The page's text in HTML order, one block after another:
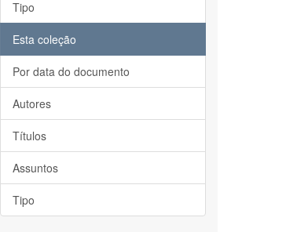
Tipo
Esta coleção
Por data do documento
Autores
Títulos
Assuntos
Tipo